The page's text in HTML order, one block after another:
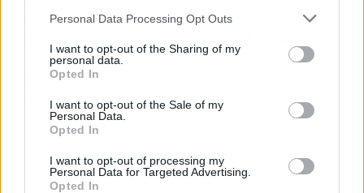
Personal Data Processing Opt Outs
I want to opt-out of the Sharing of my
personal data.
Opted In
I want to opt-out of the Sale of my
Personal Data.
Opted In
I want to opt-out of processing my
Personal Data for Targeted Advertising.
Opted In
evolucionar sin la presión inmediata que
una cesión se perfila como el movimiento que
puede beneficiar a todas las partes
involucradas.
Más Información:
futuro del Real Madrid: Mbappé y Vinicius ya lo saben